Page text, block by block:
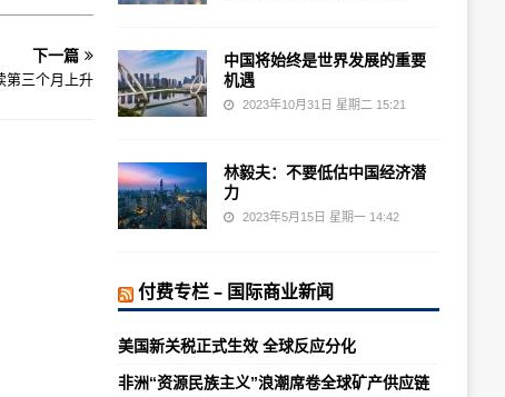
下一篇
第三个月上升
中国将始终是世界发展的重要
机遇
2023年10月31日 星期二 15:21
林毅夫：不要低估中国经济潜
力
2023年5月15日 星期一 14:42
付费专栏 – 国际商业新闻
美国新关税正式生效 全球反应分化
非洲“资源民族主义”浪潮席卷全球矿产供应链